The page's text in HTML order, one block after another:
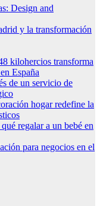
Design and
y la transformación
kilohercios transforma
España
de un servicio de
hogar redefine la
regalar a un bebé en
para negocios en el